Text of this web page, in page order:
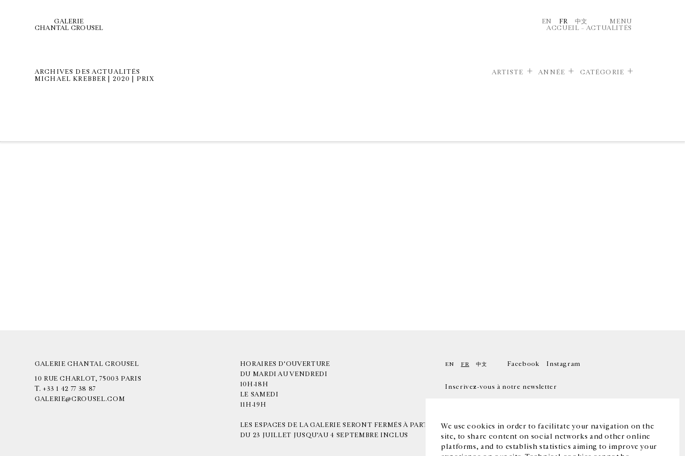
We use cookies in order to facilitate your navigation on the
site, to share content on social networks and other online
platforms, and to establish statistics aiming to improve your
GALERIE
CHANTAL CROUSEL
EN FR 中文
MENU
ACCUEIL – ACTUALITÉS
ARCHIVES DES ACTUALITÉS
MICHAEL KREBBER | 2020 | PRIX
ARTISTE ANNÉE CATÉGORIE
GALERIE CHANTAL CROUSEL
10 RUE CHARLOT, 75003 PARIS
T. +33 1 42 77 38 87
GALERIE@CROUSEL.COM
HORAIRES D'OUVERTURE
DU MARDI AU VENDREDI
10H-18H
LE SAMEDI
11H-19H
LES ESPACES DE LA GALERIE SERONT FERMÉS À PARTIR
DU 23 JUILLET JUSQU'AU 4 SEPTEMBRE INCLUS
EN FR 中文 Facebook Instagram
Inscrivez-vous à notre newsletter